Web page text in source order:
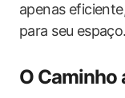
apenas⁢
para seu ⁣espaço.
O Caminho​